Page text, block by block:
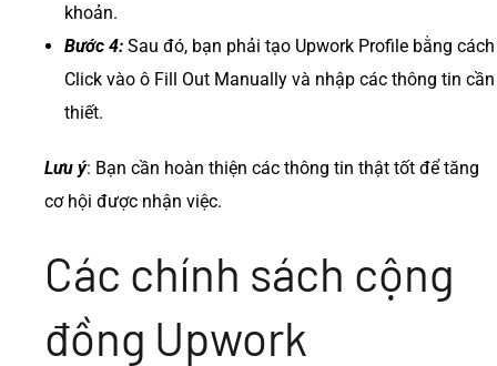
khoản.
Bước 4: Sau đó, bạn phải tạo Upwork Profile bằng cách
Click vào ô Fill Out Manually và nhập các thông tin cần
thiết.
Lưu ý: Bạn cần hoàn thiện các thông tin thật tốt để tăng
cơ hội được nhận việc.
Các chính sách cộng
đồng Upwork